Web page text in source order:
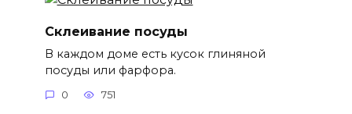
Склеивание посуды
В каждом доме есть кусок глиняной
посуды или фарфора.
0 751